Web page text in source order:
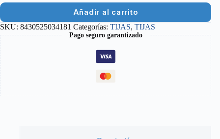
Añadir al carrito
SKU: 8430525034181 Categorías: TIJAS, TIJAS
Pago seguro garantizado